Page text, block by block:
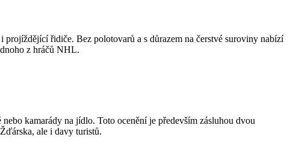
řidiče. Bez polotovarů a s důrazem na čerstvé suroviny nabízí
z hráčů NHL.
kamarády na jídlo. Toto ocenění je především zásluhou dvou
ale i davy turistů.